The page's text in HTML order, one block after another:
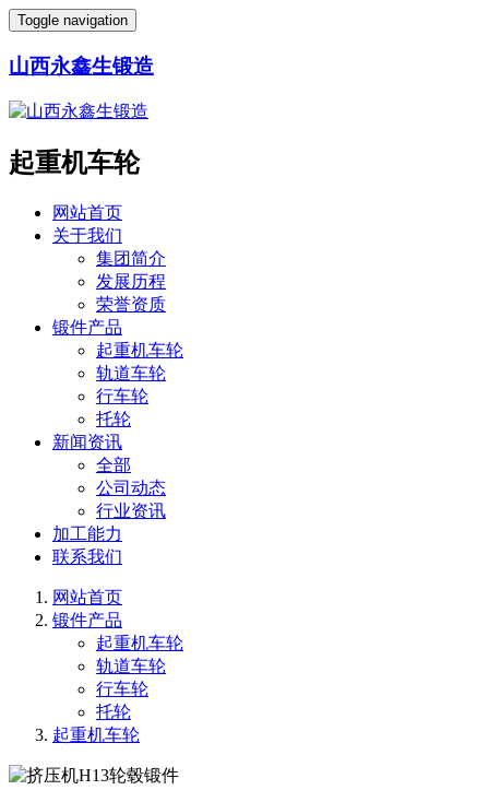
Toggle navigation
山西永鑫生锻造
起重机车轮
网站首页
关于我们
集团简介
发展历程
荣誉资质
锻件产品
起重机车轮
轨道车轮
行车轮
托轮
新闻资讯
全部
公司动态
行业资讯
加工能力
联系我们
网站首页
锻件产品
起重机车轮
轨道车轮
行车轮
托轮
起重机车轮